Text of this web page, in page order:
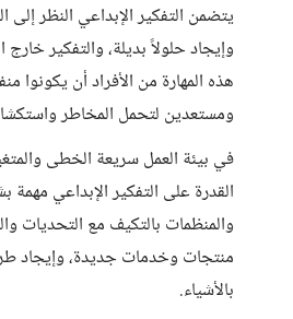
يتضمن التفكير الإبداعي النظر
وإيجاد حلولاً بديلة، والتفكير
هذه المهارة من الأفراد أن يكونوا
ومستعدين لتحمل المخاطر
في بيئة العمل سريعة الخطى
القدرة على التفكير الإبداعي مهمة
والمنظمات بالتكيف مع التحديات
منتجات وخدمات جديدة، وإيجاد
بالأشياء.